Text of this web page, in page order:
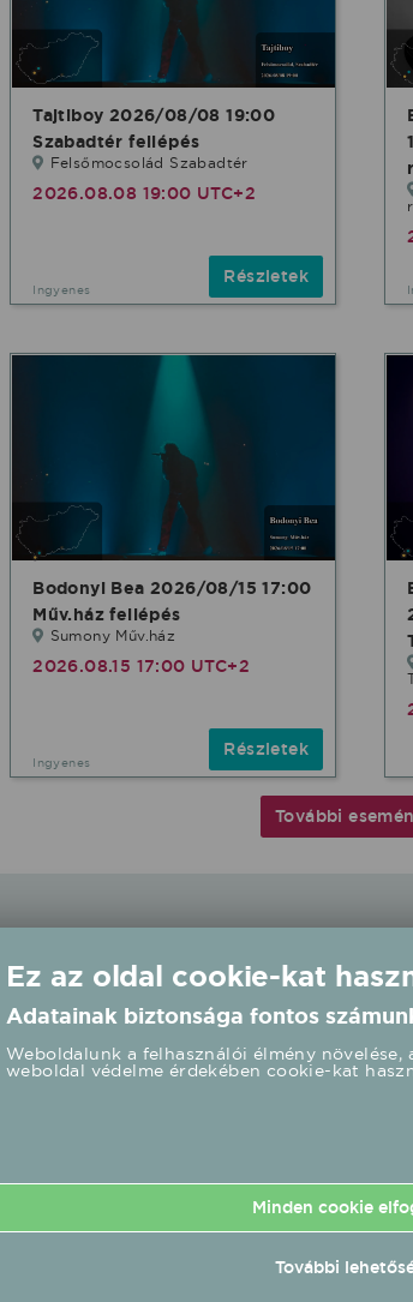
Tajtiboy 2026/08/08 19:00
Szabadtér fellépés
Felsőmocsolád Szabadtér
2026.08.08 19:00 UTC+2
Ingyenes
Részletek
Bodonyi Bea 2026/08/15 17:00
Műv.ház fellépés
Sumony Műv.ház
2026.08.15 17:00 UTC+2
Ingyenes
Részletek
További
Ez az oldal cookie-kat
Adatainak biztonsága fontos
Weboldalunk a felhasználói élmény növelése,
weboldal védelme érdekében cookie-kat
Minden
További